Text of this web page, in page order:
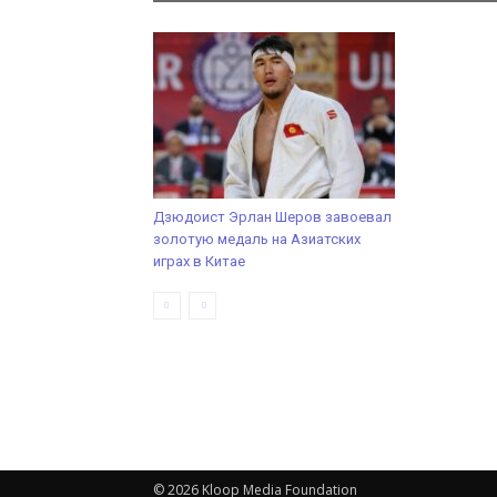
Дзюдоист Эрлан Шеров завоевал
золотую медаль на Азиатских
играх в Китае
© 2026 Kloop Media Foundation